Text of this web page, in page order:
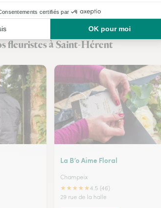
Fleuristes
fleuristes à Saint-Hérent
La B’o Aime Floral
Champeix
★★★★★4.5 (46)
29 rue de la halle